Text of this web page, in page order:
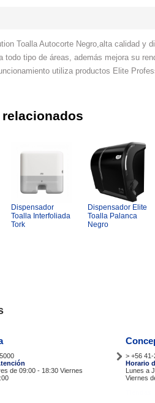
Toalla Autocorte Negro,alta calidad y
todo tipo de áreas, además mejora su
utiliza productos Elite
Dispensador
Toalla Interfoliada
Tork
Dispensador Elite
Toalla Palanca
Negro
de 09:00 - 18:30 Viernes
> +56
Horario
Lunes a
Viernes